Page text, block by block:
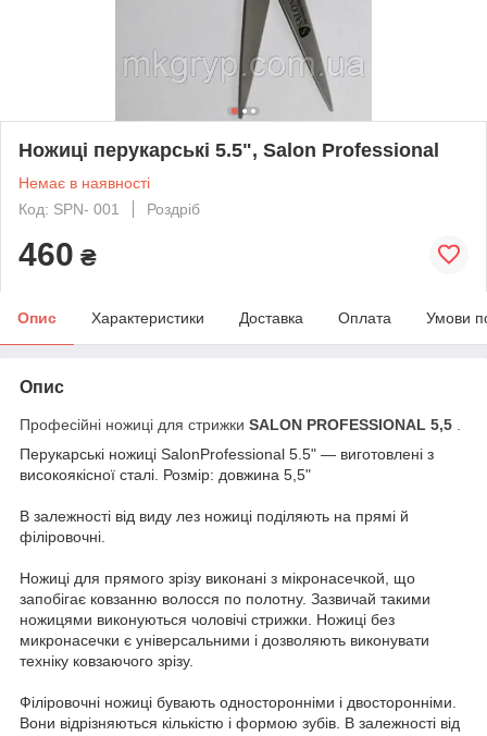
Ножиці перукарські 5.5", Salon Professional
Немає в наявності
Код: SPN- 001
Роздріб
460 ₴
Опис Характеристики Доставка Оплата Умови
Опис
Професійні ножиці для стрижки SALON PROFESSIONAL 5,5
Перукарські ножиці SalonProfessional 5.5" ― виготовлені з
високоякісної сталі. Розмір: довжина 5,5"
В залежності від виду лез ножиці поділяють на прямі й
філіровочні.
Ножиці для прямого зрізу виконані з мікронасечкой, що
запобігає ковзанню волосся по полотну. Зазвичай такими
ножицями виконуються чоловічі стрижки. Ножиці без
микронасечки є універсальними і дозволяють виконувати
техніку ковзаючого зрізу.
Філіровочні ножиці бувають односторонніми і двосторонніми.
Вони відрізняються кількістю і формою зубів. В залежності від